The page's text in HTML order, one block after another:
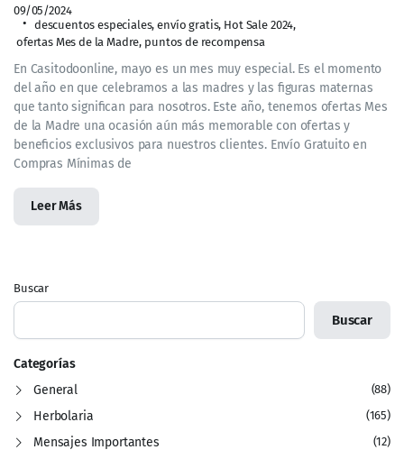
09/05/2024
descuentos especiales, envío gratis, Hot Sale 2024,
ofertas Mes de la Madre, puntos de recompensa
En Casitodoonline, mayo es un mes muy especial. Es el momento
del año en que celebramos a las madres y las figuras maternas
que tanto significan para nosotros. Este año, tenemos ofertas Mes
de la Madre una ocasión aún más memorable con ofertas y
beneficios exclusivos para nuestros clientes. Envío Gratuito en
Compras Mínimas de
Leer Más
Buscar
Buscar
Categorías
General
(88)
Herbolaria (165)
Mensajes Importantes (12)